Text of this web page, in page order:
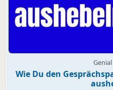
Wie Du den